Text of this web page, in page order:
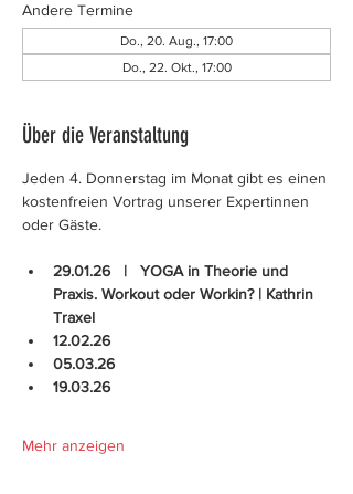
Andere Termine
Do., 20. Aug., 17:00
Do., 22. Okt., 17:00
Über die Veranstaltung
Jeden 4. Donnerstag im Monat gibt es einen
kostenfreien Vortrag unserer Expertinnen
oder Gäste.
29.01.26   |   YOGA in Theorie und
Praxis. Workout oder Workin? | Kathrin
Traxel
12.02.26
05.03.26
19.03.26
Mehr anzeigen